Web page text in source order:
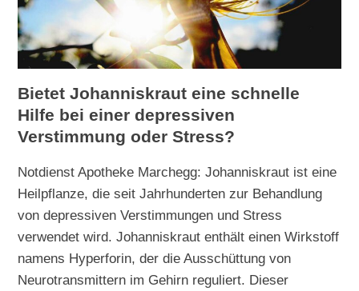
Bietet Johanniskraut eine schnelle
Hilfe bei einer depressiven
Verstimmung oder Stress?
Notdienst Apotheke Marchegg: Johanniskraut ist eine
Heilpflanze, die seit Jahrhunderten zur Behandlung
von depressiven Verstimmungen und Stress
verwendet wird. Johanniskraut enthält einen Wirkstoff
namens Hyperforin, der die Ausschüttung von
Neurotransmittern im Gehirn reguliert. Dieser